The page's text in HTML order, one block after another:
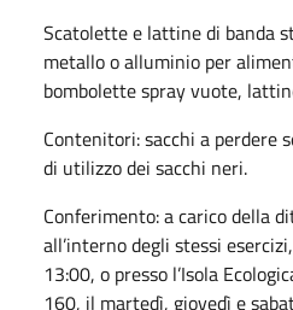
Scatolette e lattine di banda
metallo o alluminio per
bombolette spray vuote,
Contenitori:sacchi a perdere
di utilizzo dei sacchi neri.
Conferimento: a carico della
all’interno degli stessi
13:00, o presso l’Isola
160, il martedì, giovedì e